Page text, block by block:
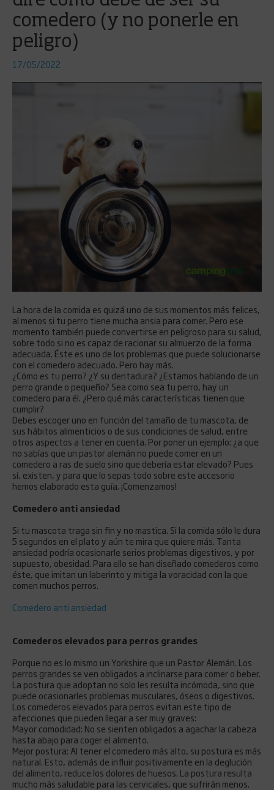
comedero (y no ponerle en
peligro)
17/05/2022
La hora de la comida es quizá uno de sus momentos más felices,
al menos si tu perro tiene mucha ansia para comer. Pero ese
momento también puede convertirse en peligroso para su salud,
sobre todo si no es capaz de racionar su almuerzo de la forma
adecuada. Éste es uno de los problemas que puede solucionarse
con el comedero adecuado. Pero hay más.
¿Cómo es tu perro? ¿Y su dentadura? ¿Estamos hablando de un
perro grande o pequeño? Sea como sea tu perro, hay un
comedero para él. ¿Pero qué más características tienen que
cumplir?
Debes escoger uno en función del tamaño de tu mascota, de
sus hábitos alimenticios o de sus condiciones de salud, entre
otros aspectos a tener en cuenta. Por poner un ejemplo: ¿a que
no sabías que un pastor alemán no puede comer en un
comedero a ras de suelo sino que debería estar elevado? Pues
sí, existen, y para que lo sepas todo sobre este accesorio
hemos elaborado esta guía. ¡Comenzamos!
Comedero anti ansiedad
Si tu mascota traga sin fin y no mastica. Si la comida sólo le dura
5 segundos en el plato y aún te mira que quiere más. Tanta
ansiedad podría ocasionarle serios problemas digestivos, y por
supuesto, obesidad. Para ello se han diseñado comederos como
éste, que imitan un laberinto y mitiga la voracidad con la que
comen muchos perros.
Comedero anti ansiedad
Comederos elevados para perros grandes
Porque no es lo mismo un Yorkshire que un Pastor Alemán. Los
perros grandes se ven obligados a inclinarse para comer o beber.
La postura que adoptan no solo les resulta incómoda, sino que
puede ocasionarles problemas musculares, óseos o digestivos.
Los comederos elevados para perros evitan este tipo de
afecciones que pueden llegar a ser muy graves:
Mayor comodidad: No se sienten obligados a agachar la cabeza
hasta abajo para coger el alimento.
Mejor postura: Al tener el comedero más alto, su postura es más
natural. Esto, además de influir positivamente en la deglución
del alimento, reduce los dolores de huesos. La postura resulta
mucho más saludable para las cervicales, que sufrirán menos.